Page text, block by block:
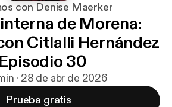
con Denise Maerker
de Morena:
Citlalli Hernández
30
· 28 de abr de 2026
Prueba gratis